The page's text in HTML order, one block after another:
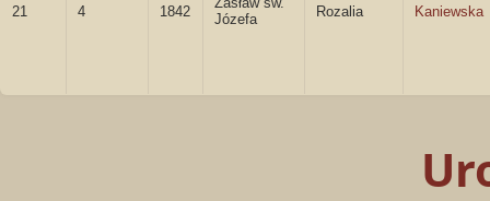
21 4 1842
Józefa
Rozalia Kaniewska